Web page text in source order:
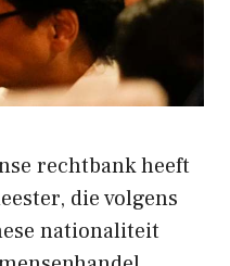
rechtbank heeft
die volgens
nationaliteit